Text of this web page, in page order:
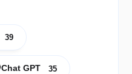
39
Chat GPT 35